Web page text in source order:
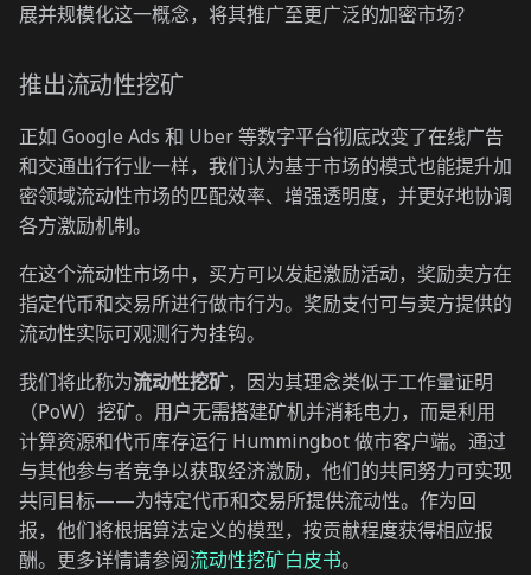
展并规模化这一概念，将其推广至更广泛的加密市场？
推出流动性挖矿
正如 Google Ads 和 Uber 等数字平台彻底改变了在线广告
和交通出行行业一样，我们认为基于市场的模式也能提升加
密领域流动性市场的匹配效率、增强透明度，并更好地协调
各方激励机制。
在这个流动性市场中，买方可以发起激励活动，奖励卖方在
指定代币和交易所进行做市行为。奖励支付可与卖方提供的
流动性实际可观测行为挂钩。
我们将此称为流动性挖矿，因为其理念类似于工作量证明
（PoW）挖矿。用户无需搭建矿机并消耗电力，而是利用
计算资源和代币库存运行 Hummingbot 做市客户端。通过
与其他参与者竞争以获取经济激励，他们的共同努力可实现
共同目标——为特定代币和交易所提供流动性。作为回
报，他们将根据算法定义的模型，按贡献程度获得相应报
酬。更多详情请参阅流动性挖矿白皮书。